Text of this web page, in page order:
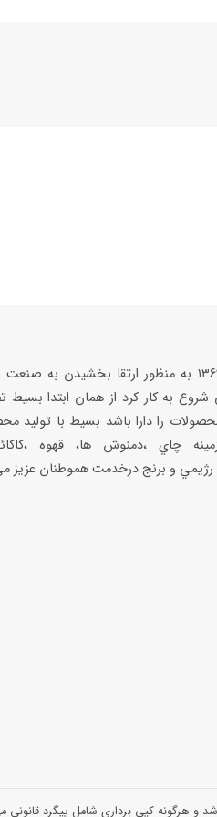
بسيط در سال ۱۳۶۹ به منظور ارتقا بخشيدن
شروع به كار كرد از همان ابتدا
را دارا باشد بسيط با توليد
چاي ،دمنوش ها، قهوه
و برنج درخدمت هموطنان عزيز
و هرگونه کپی برداری شامل پیگرد